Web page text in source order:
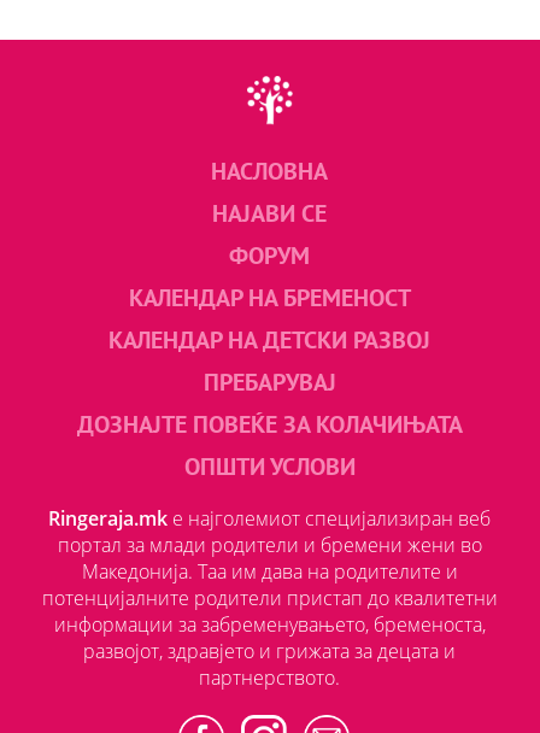
НАСЛОВНА
НАЈАВИ СЕ
ФОРУМ
КАЛЕНДАР НА БРЕМЕНОСТ
КАЛЕНДАР НА ДЕТСКИ РАЗВОЈ
ПРЕБАРУВАЈ
ДОЗНАЈТЕ ПОВЕЌЕ ЗА КОЛАЧИЊАТА
ОПШТИ УСЛОВИ
Ringeraja.mk е најголемиот специјализиран веб
портал за млади родители и бремени жени во
Македонија. Таа им дава на родителите и
потенцијалните родители пристап до квалитетни
информации за забременувањето, бременоста,
развојот, здравјето и грижата за децата и
партнерството.